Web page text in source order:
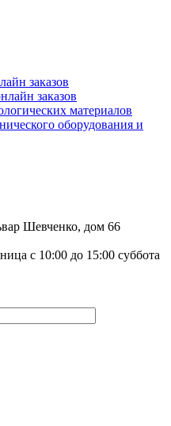
заказов
заказов
материалов
оборудования и
Шевченко, дом 66
с 10:00 до 15:00 суббота